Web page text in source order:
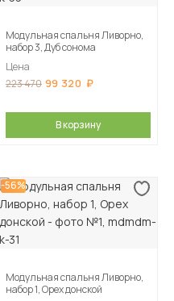
Модульная спальня Ливорно,
набор 3, Дуб сонома
Цена
223 470 99 320
В корзину
-56%
Модульная спальня Ливорно,
набор 1, Орех донской